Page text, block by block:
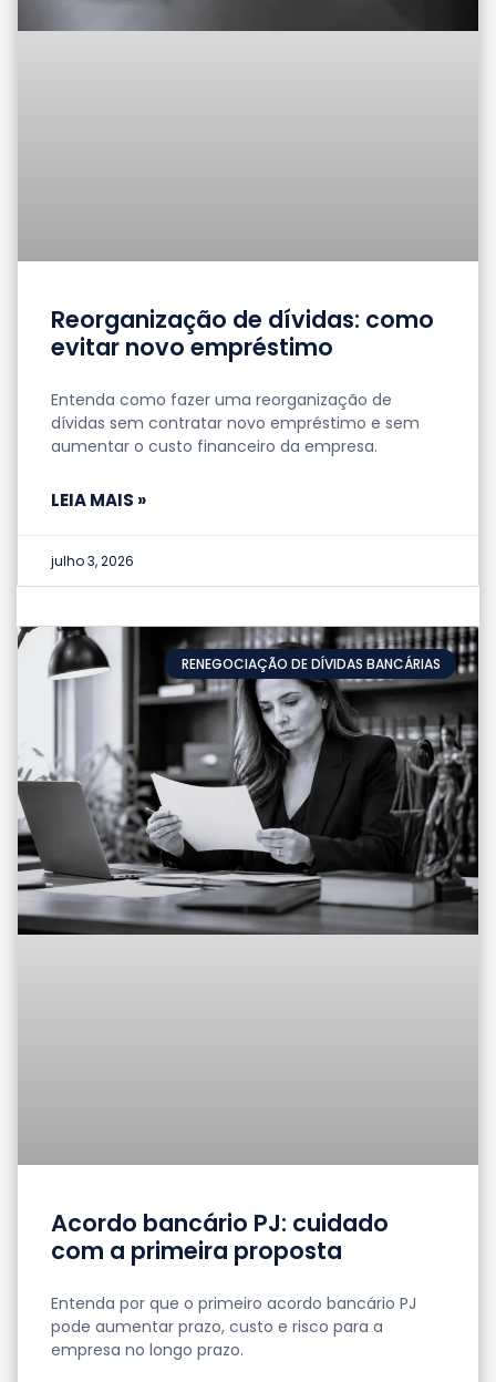
Reorganização de dívidas: como
evitar novo empréstimo
Entenda como fazer uma reorganização de
dívidas sem contratar novo empréstimo e sem
aumentar o custo financeiro da empresa.
LEIA MAIS »
julho 3, 2026
RENEGOCIAÇÃO DE DÍVIDAS BANCÁRIAS
Acordo bancário PJ: cuidado
com a primeira proposta
Entenda por que o primeiro acordo bancário PJ
pode aumentar prazo, custo e risco para a
empresa no longo prazo.